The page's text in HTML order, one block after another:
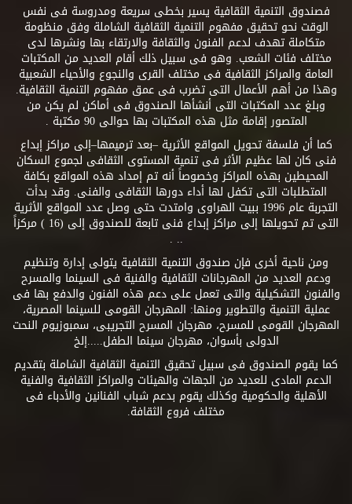
فصندوق التنمية الثقافية يسير بخطى سريعة ومدروسة فى نفس
الوقت نحو تحقيق مفهوم التنمية الثقافية الشاملة وفق منظومة
متكاملة تهدف لدعم الفنون والثقافة والارتقاء بها ونشرها لدى
مختلف فئات الشعب. وهو فى سبيل ذلك أقام العديد من المكتبات
العامة والمراكز الثقافية فى مختلف القرى والنجوع والأحياء الشعبية
وهذا من أهم الأعمال التى تضرب فى عمق مفهوم التنمية الثقافية.
وبلغ عدد المكتبات التى أنشأها الصندوق فى أماكن لم يكن من
المتصور إقامة مثل هذه المكتبات بها حوالى 90 مكتبة .
كما أن فلسفة تحويل المواقع الأثرية –بعد ترميمها–إلى مراكز إبداع
فنى كان لها عظيم الأثر فى تنمية المستوى الثقافى لجموع السكان
المحيطين بهذه المراكز وخصوصاً أنه تم إمداد هذه المواقع بكافة
المتطلبات التى تكفل لها أداء دورها الثقافى والفنى. وقد بدأت
التجربة عام 1996 ببيت الهراوى وامتدت حتى وصل عدد المواقع الأثرية
التى تم تحويلها إلى مراكز إبداع فنى تابعة للصندوق إلى (16 ) مركزاً
.. .
ومن ناحية أخرى فإن صندوق التنمية الثقافية يتولى إدارة وتنظيم
ودعم العديد من المهرجانات الثقافية والفنية فى السينما والمسرح
والفنون التشكيلية والتى تعمل على دعم هذه الفنون والدفع بها فى
عملية التنمية والتطوير ومنها: المهرجان القومى للسينما المصرية،
المهرجان القومى للمسرح، مهرجان المسرح التجريبى، سمبوزيوم النحت
الدولى بأسوان، مهرجان سينما الطفل.....إلخ
كما يقوم الصندوق فى سبيل تحقيق التنمية الثقافية الشاملة بتقديم
الدعم المادى للعديد من الجهات والهيئات والمراكز الثقافية والفنية
الأهلية والحكومية وكذلك يقوم بدعم شباب الفنانين والأدباء فى
مختلف فروع الثقافة.